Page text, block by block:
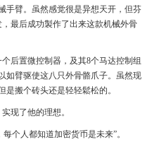
手臂。虽然感觉很是异想天开，但芬
最后成功製作了出来这款机械外骨
后置微控制器，及其8个马达控制组
如臂驱使这八只外骨骼爪子。虽然现
搬个砖头还是轻轻鬆松的。
现了他的理想。
个人都知道加密货币是未来”。